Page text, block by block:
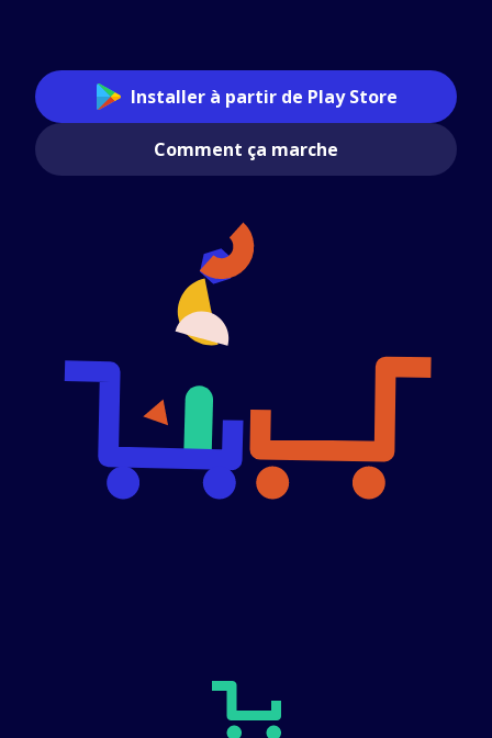
Installer à partir de Play Store
Comment ça marche